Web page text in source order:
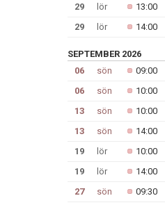
29
lör 13:00
29
lör 14:00
SEPTEMBER 2026
06
sön 09:00
06
sön 10:00
13
sön 10:00
13
sön 14:00
19
lör 10:00
19
lör 14:00
27
sön 09:30